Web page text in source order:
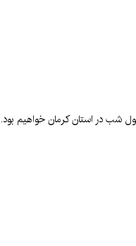
شب در استان کرمان خواهیم بود.